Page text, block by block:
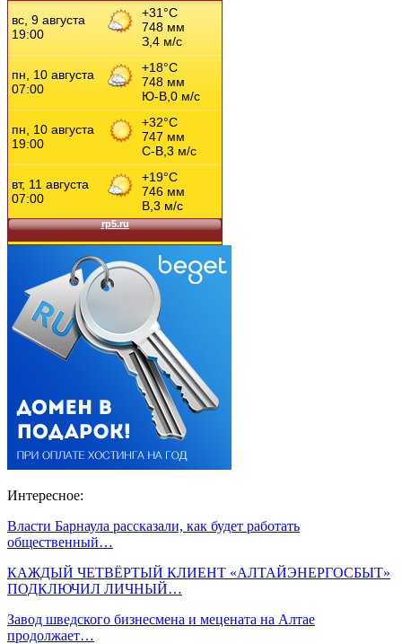
Интересное:
Власти Барнаула рассказали, как будет работать
общественный…
КАЖДЫЙ ЧЕТВЁРТЫЙ КЛИЕНТ «АЛТАЙЭНЕРГОСБЫТ»
ПОДКЛЮЧИЛ ЛИЧНЫЙ…
Завод шведского бизнесмена и мецената на Алтае
продолжает…